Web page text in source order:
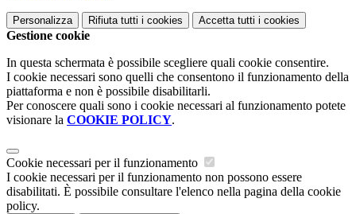
Personalizza Rifiuta tutti i cookies Accetta tutti i cookies
Gestione cookie
In questa schermata è possibile scegliere quali cookie consentire.
I cookie necessari sono quelli che consentono il funzionamento della
piattaforma e non è possibile disabilitarli.
Per conoscere quali sono i cookie necessari al funzionamento potete
visionare la COOKIE POLICY.
Cookie necessari per il funzionamento
I cookie necessari per il funzionamento non possono essere
disabilitati. È possibile consultare l'elenco nella pagina della cookie
policy.